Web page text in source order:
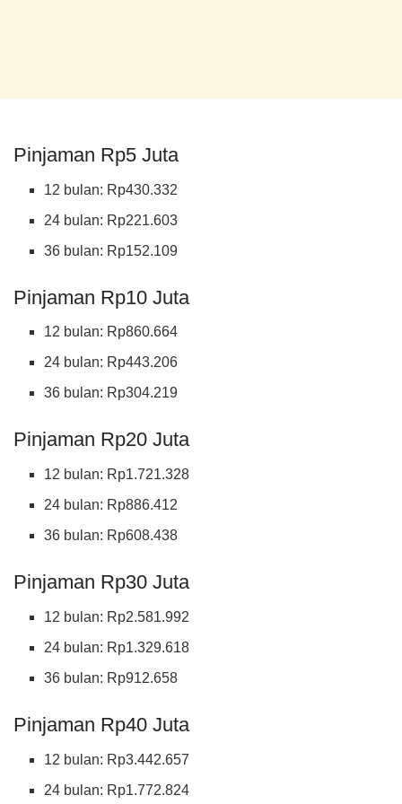
Pinjaman Rp5 Juta
12 bulan: Rp430.332
24 bulan: Rp221.603
36 bulan: Rp152.109
Pinjaman Rp10 Juta
12 bulan: Rp860.664
24 bulan: Rp443.206
36 bulan: Rp304.219
Pinjaman Rp20 Juta
12 bulan: Rp1.721.328
24 bulan: Rp886.412
36 bulan: Rp608.438
Pinjaman Rp30 Juta
12 bulan: Rp2.581.992
24 bulan: Rp1.329.618
36 bulan: Rp912.658
Pinjaman Rp40 Juta
12 bulan: Rp3.442.657
24 bulan: Rp1.772.824